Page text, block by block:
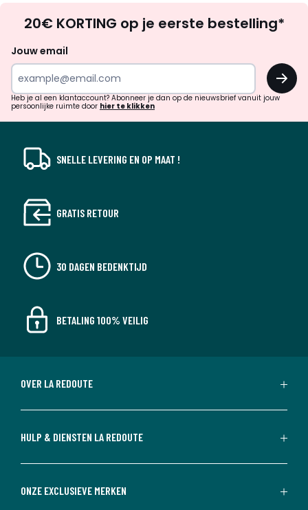
zoek
inspiratie
verrassingen?
20€ KORTING op je eerste bestelling*
Jouw email
OK
Heb je al een klantaccount? Abonneer je dan op de nieuwsbrief vanuit jouw
persoonlijke ruimte door hier te klikken
SNELLE LEVERING EN OP MAAT !
GRATIS RETOUR
30 DAGEN BEDENKTIJD
BETALING 100% VEILIG
OVER LA REDOUTE
HULP & DIENSTEN LA REDOUTE
ONZE EXCLUSIEVE MERKEN